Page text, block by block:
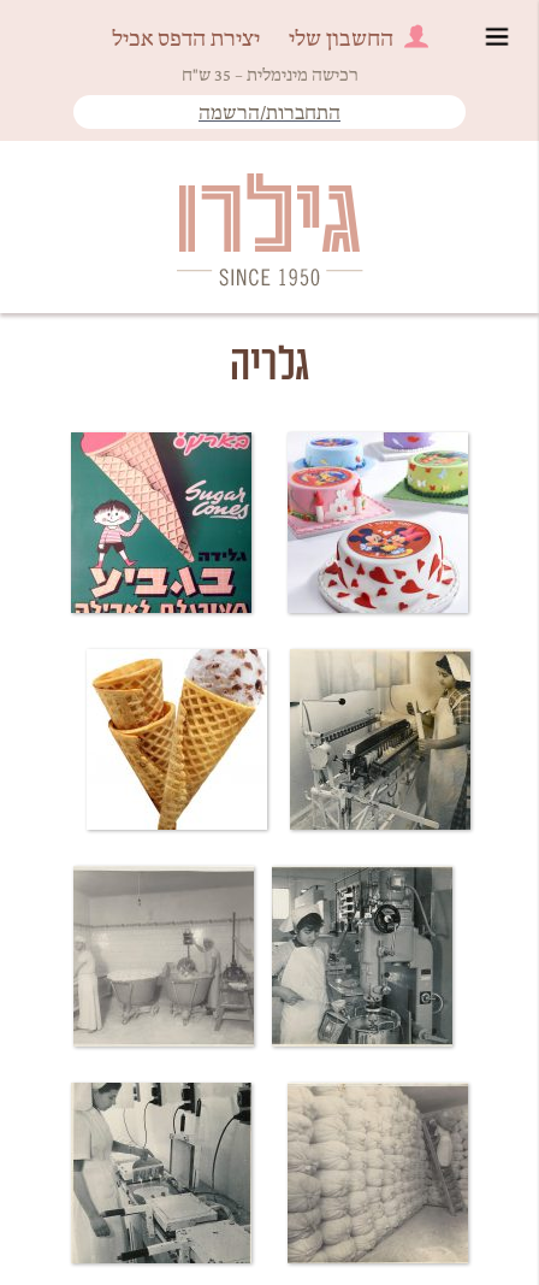
החשבון שלי יצירת הדפס אכיל
רכישה מינימלית – 35 ש"ח
התחברות/הרשמה
גילרו
Since 1950
גלריה